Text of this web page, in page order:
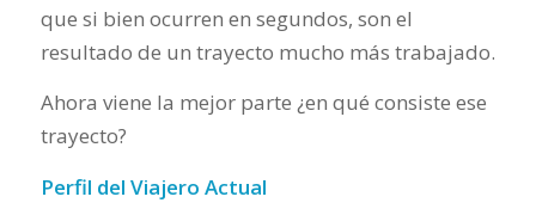
que si bien ocurren en segundos, son el
resultado de un trayecto mucho más trabajado.
Ahora viene la mejor parte ¿en qué consiste ese
trayecto?
Perfil del Viajero Actual